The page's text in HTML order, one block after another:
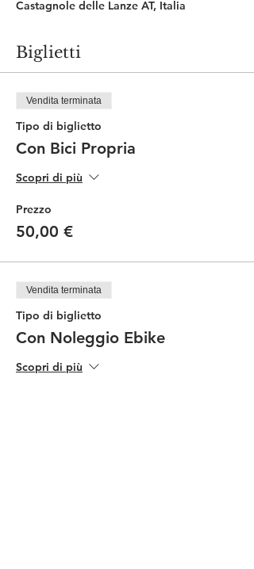
Castagnole delle Lanze AT, Italia
Biglietti
Vendita terminata
Tipo di biglietto
Con Bici Propria
Scopri di più
Prezzo
50,00 €
Vendita terminata
Tipo di biglietto
Con Noleggio Ebike
Scopri di più